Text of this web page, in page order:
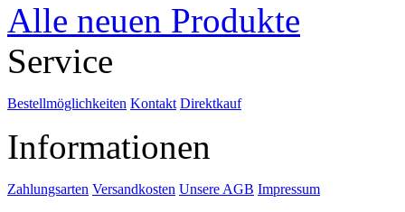
Alle neuen Produkte
Service
Bestellmöglichkeiten Kontakt Direktkauf
Informationen
Zahlungsarten Versandkosten Unsere AGB Impressum